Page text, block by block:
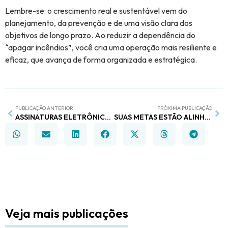
Lembre-se: o crescimento real e sustentável vem do
planejamento, da prevenção e de uma visão clara dos
objetivos de longo prazo. Ao reduzir a dependência do
“apagar incêndios”, você cria uma operação mais resiliente e
eficaz, que avança de forma organizada e estratégica.
PUBLICAÇÃO ANTERIOR
ASSINATURAS ELETRÔNICAS: O NOVO MÓDULO DO GRPRO QUE VAI MUITO ALÉM DOS CONTRATOS
PRÓXIMA PUBLICAÇÃO
SUAS METAS ESTÃO ALINHADAS COM O TRABALHO DO DIA A DIA?
Veja mais publicações